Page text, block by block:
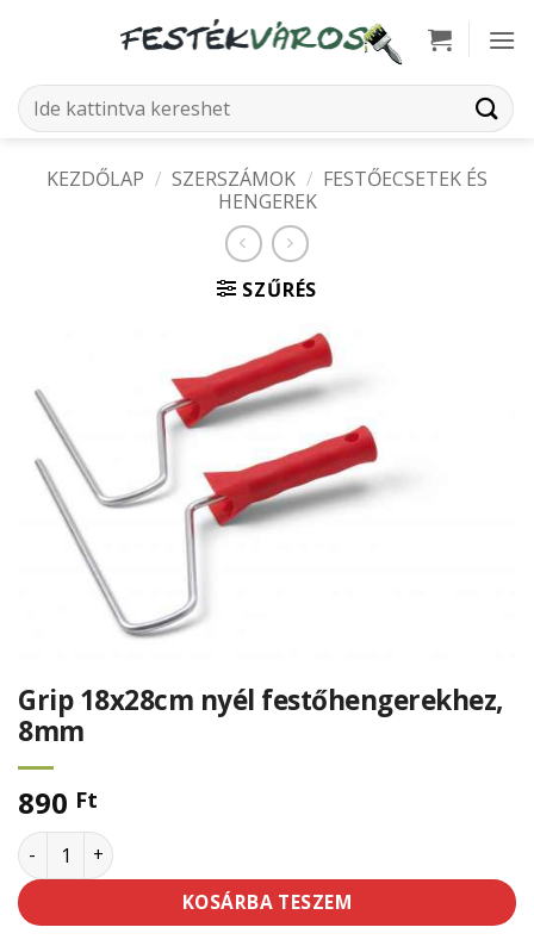
Keresés
a
KEZDŐLAP / SZERSZÁMOK / FESTŐECSETEK ÉS
HENGEREK
SZŰRÉS
Grip 18x28cm nyél festőhengerekhez,
8mm
890 Ft
Grip 18x28cm nyél festőhengerekhez, 8mm mennyiség
KOSÁRBA TESZEM